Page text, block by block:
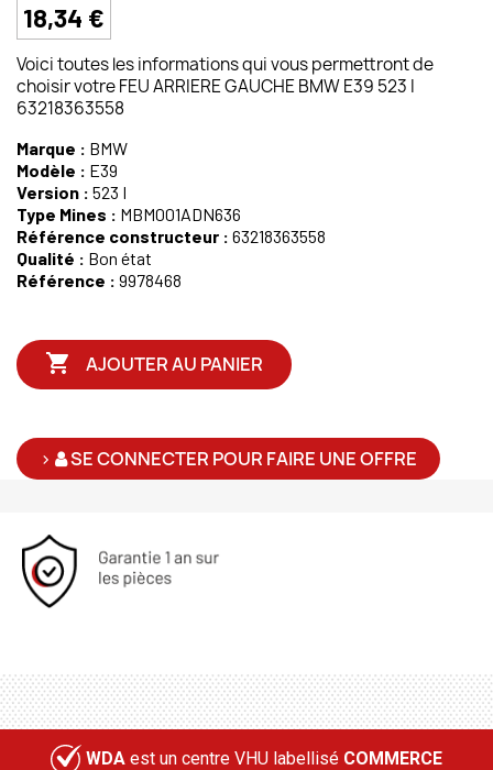
18,34 €
Voici toutes les informations qui vous permettront de
choisir votre FEU ARRIERE GAUCHE BMW E39 523 I
63218363558
Marque : BMW
Modèle : E39
Version : 523 I
Type Mines : MBM001ADN636
Référence constructeur : 63218363558
Qualité : Bon état
Référence : 9978468
 AJOUTER AU PANIER
> SE CONNECTER POUR FAIRE UNE OFFRE
WDA est un centre VHU labellisé COMMERCE